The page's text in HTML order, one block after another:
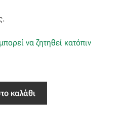
να ζητηθεί κατόπιν
καλάθι